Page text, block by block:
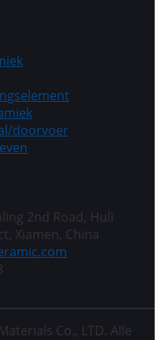
doorvoer
2nd Road, Huli
Xiamen, China
Co., LTD. Alle